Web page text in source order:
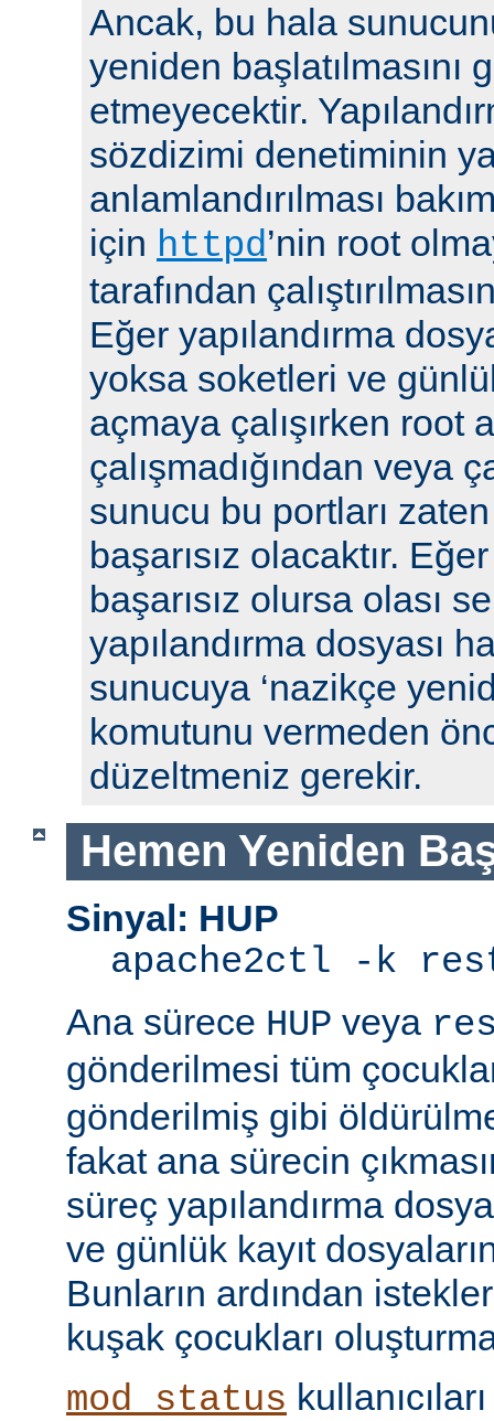
Ancak, bu hala
yeniden başlatılmasını
etmeyecektir.
sözdizimi denetiminin
anlamlandırılması
için httpd’nin root
tarafından
Eğer yapılandırma
yoksa soketleri ve
açmaya çalışırken root
çalışmadığından veya
sunucu bu portları
başarısız olacaktır.
başarısız olursa olası
yapılandırma dosyası
sunucuya ‘nazikçe
komutunu vermeden
düzeltmeniz gerekir.
Hemen Yeniden
Sinyal: HUP
apache2ctl -k
Ana sürece HUP veya
gönderilmesi tüm
gönderilmiş gibi
fakat ana sürecin
süreç yapılandırma
ve günlük kayıt
Bunların ardından
kuşak çocukları
mod_status